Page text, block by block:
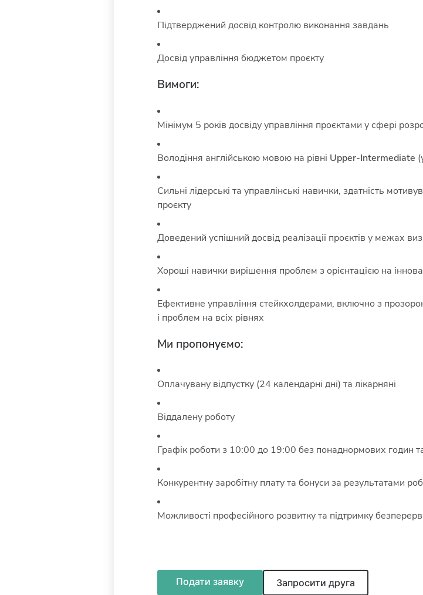
Підтверджений досвід контролю виконання завдань
Досвід управління бюджетом проєкту
Вимоги:
Мінімум 5 років досвіду управління проєктами у сфері
Володіння англійською мовою на рівні Upper-Intermediate
Сильні лідерські та управлінські навички, здатність
проєкту
Доведений успішний досвід реалізації проєктів у межах
Хороші навички вирішення проблем з орієнтацією на
Ефективне управління стейкхолдерами, включно з
і проблем на всіх рівнях
Ми пропонуємо:
Оплачувану відпустку (24 календарні дні) та лікарняні
Віддалену роботу
Графік роботи з 10:00 до 19:00 без понаднормових годин
Конкурентну заробітну плату та бонуси за результатами
Можливості професійного розвитку та підтримку
Подати заявку Запросити друга